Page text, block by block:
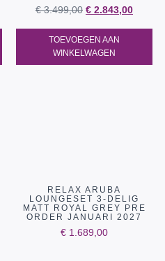
€3.499,00 € 2.843,00
TOEVOEGEN AAN
WINKELWAGEN
RELAX ARUBA
LOUNGESET 3-DELIG
MATT ROYAL GREY PRE
ORDER JANUARI 2027
€ 1.689,00